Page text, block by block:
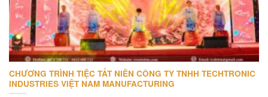
CHƯƠNG TRÌNH TIỆC TẤT NIÊN CÔNG TY TNHH TECHTRONIC
INDUSTRIES VIỆT NAM MANUFACTURING